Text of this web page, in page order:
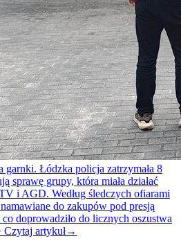
garnki. Łódzka policja zatrzymała 8
sprawę grupy, która miała działać
i AGD. Według śledczych ofiarami
do zakupów pod presją
doprowadziło do licznych oszustwa
Czytaj artykuł→